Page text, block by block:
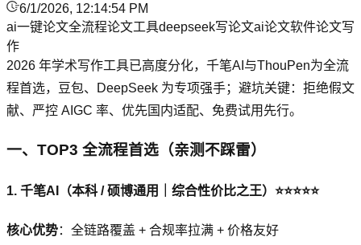
6/1/2026, 12:14:54 PM
ai一键论文全流程论文工具deepseek写论文ai论文软件论文写
作
2026 年学术写作工具已高度分化，千笔AI与ThouPen为全流
程首选，豆包、DeepSeek 为专项强手；避坑关键：拒绝假文
献、严控 AIGC 率、优先国内适配、免费试用先行。
一、TOP3 全流程首选（亲测不踩雷）
1. 千笔AI（本科 / 硕博通用｜综合性价比之王）⭐⭐⭐⭐⭐
核心优势：全链路覆盖 + 合规率拉满 + 价格友好